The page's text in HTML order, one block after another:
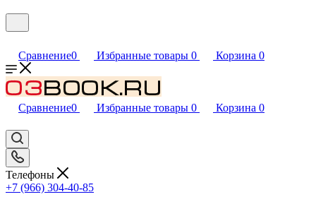
Сравнение0 Избранные товары 0 Корзина 0
Сравнение0 Избранные товары 0 Корзина 0
Телефоны
+7 (966) 304-40-85